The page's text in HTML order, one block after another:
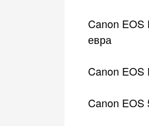
Canon EOS
евра
Canon EOS
Canon EOS